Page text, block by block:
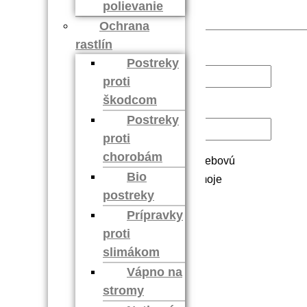
polievanie
Ochrana
rastlín
Postreky
proti
škodcom
Postreky
proti
chorobám
Bio
postreky
Prípravky
proti
slimákom
Vápno na
stromy
Meno*
Uložiť moje meno, e-mail a webovú
stránku v tomto prehliadači pre moje
budúce komentáre.